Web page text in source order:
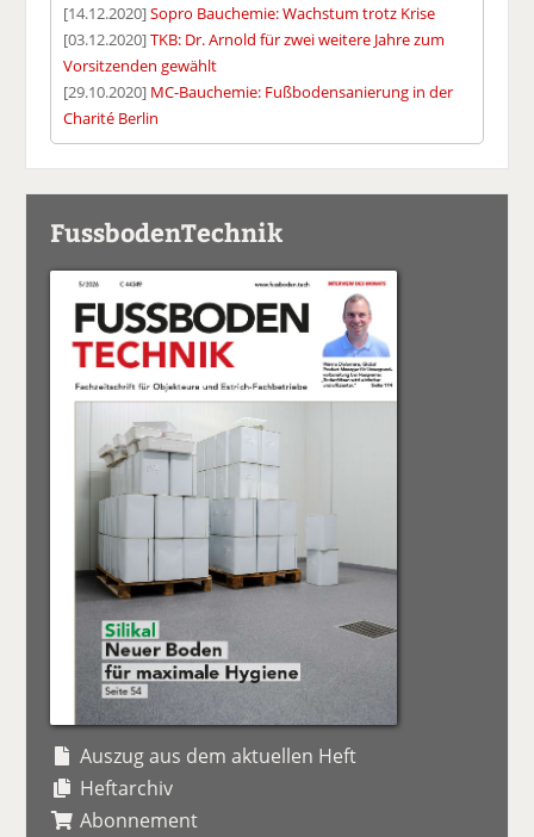
[14.12.2020]Sopro Bauchemie: Wachstum trotz Krise
[03.12.2020]TKB: Dr. Arnold für zwei weitere Jahre zum
Vorsitzenden gewählt
[29.10.2020] MC-Bauchemie: Fußbodensanierung in der
Charité Berlin
FussbodenTechnik
Auszug aus dem aktuellen Heft
Heftarchiv
Abonnement